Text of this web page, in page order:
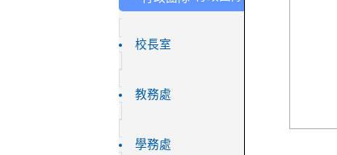
校長室
教務處
學務處